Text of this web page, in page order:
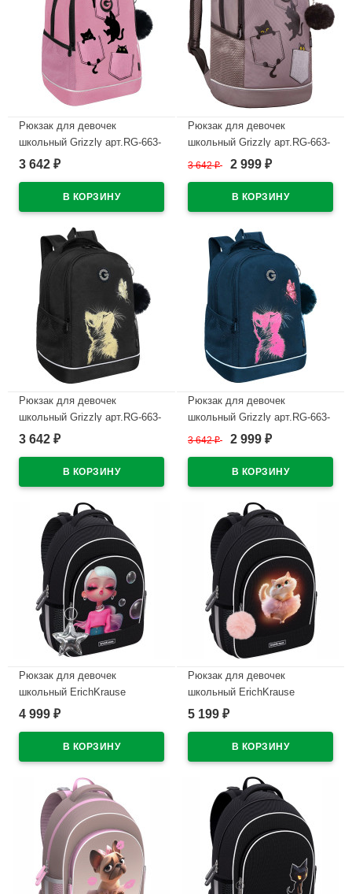
Рюкзак для девочек
школьный Grizzly арт.RG-663-
2/2 розовый 28х38х18 см
3 642 ₽
Рюкзак для девочек
школьный Grizzly арт.RG-663-
2/4 серый 28х38х18 см
3 642₽ 2 999 ₽
Рюкзак для девочек
школьный Grizzly арт.RG-663-
3/1 черный 28х38х18 см
3 642 ₽
Рюкзак для девочек
школьный Grizzly арт.RG-663-
3/2 синий 28х38х18 см
3 642₽ 2 999 ₽
Рюкзак для девочек
школьный ErichKrause
ErgoLine Куколка 39x28x14 см
4 999 ₽
Рюкзак для девочек
школьный ErichKrause
ErgoLine Куколка 39x28x14 см
5 199 ₽